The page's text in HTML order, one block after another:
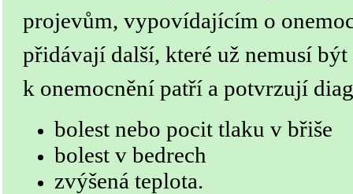
projevům, vypovídajícím o
přidávají další, které už nemusí
k onemocnění patří a potvrzují
bolest nebo pocit tlaku v břiše
bolest v bedrech
zvýšená teplota.